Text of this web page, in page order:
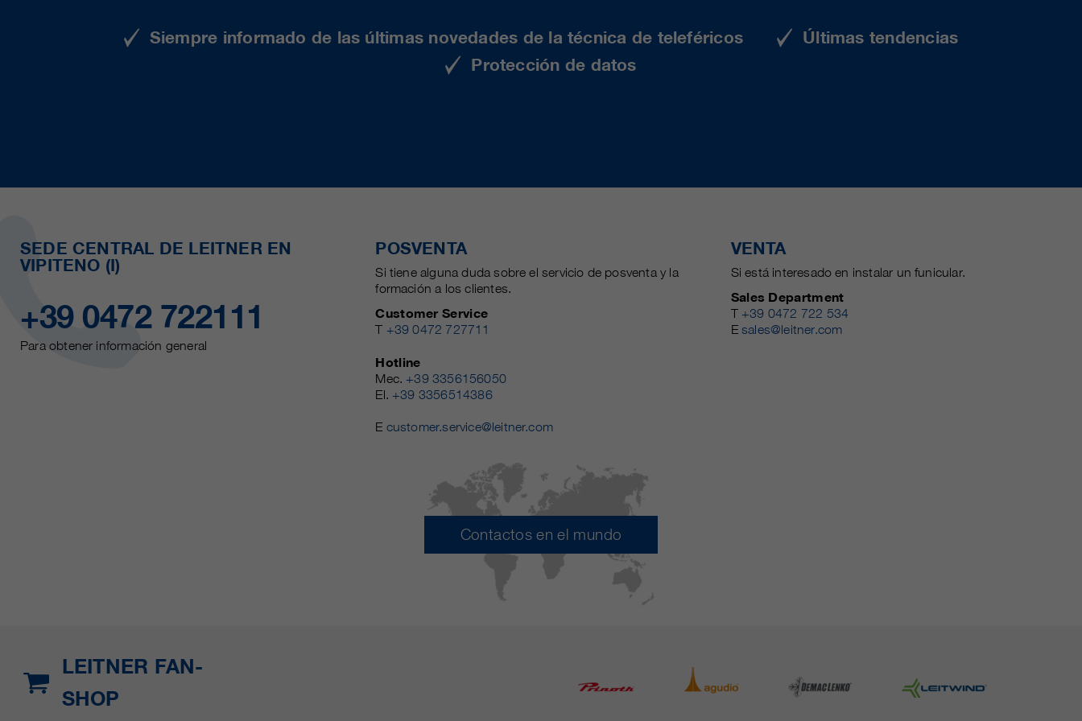
Siempre informado de las últimas novedades de la técnica de teleféricos
Últimas tendencias
Protección de datos
SEDE CENTRAL DE LEITNER EN
VIPITENO (I)
+39 0472 722111
Para obtener información general
POSVENTA
Si tiene alguna duda sobre el servicio de posventa y la
formación a los clientes.
Customer Service
T +39 0472 727711
Hotline
Mec. +39 3356156050
El. +39 3356514386
E customer.service@leitner.com
VENTA
Si está interesado en instalar un funicular.
Sales Department
T +39 0472 722 534
Esales@leitner.com
Contactos en el mundo
LEITNER FAN-
SHOP